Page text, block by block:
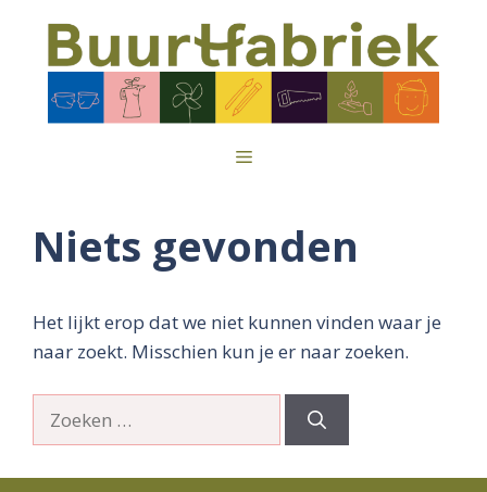
inhoud
Menu
Niets gevonden
Het lijkt erop dat we niet kunnen vinden waar je
naar zoekt. Misschien kun je er naar zoeken.
Zoek